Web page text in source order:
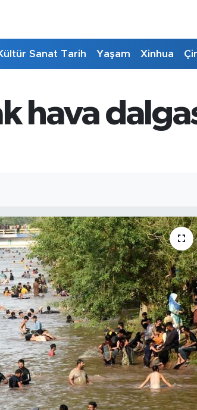
Sanat Tarih Yaşam Xinhua
hava